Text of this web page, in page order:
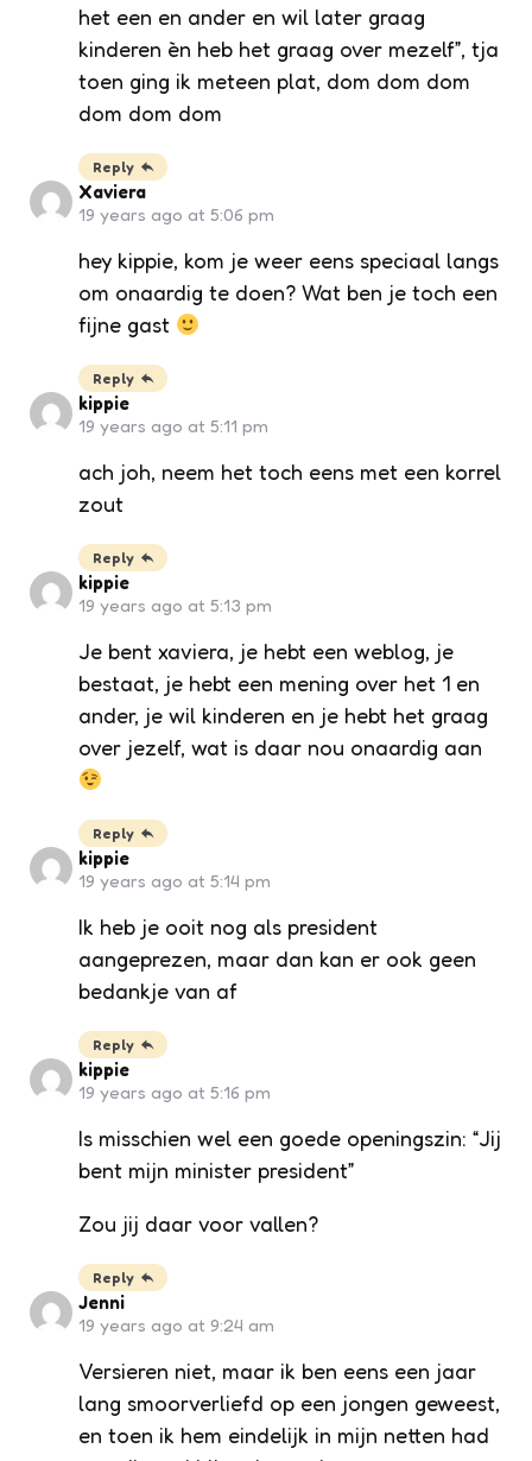
het een en ander en wil later graag
kinderen èn heb het graag over mezelf”, tja
toen ging ik meteen plat, dom dom dom
dom dom dom
Reply
Xaviera
19 years ago at 5:06 pm
hey kippie, kom je weer eens speciaal langs
om onaardig te doen? Wat ben je toch een
fijne gast
Reply
kippie
19 years ago at 5:11 pm
ach joh, neem het toch eens met een korrel
zout
Reply
kippie
19 years ago at 5:13 pm
Je bent xaviera, je hebt een weblog, je
bestaat, je hebt een mening over het 1 en
ander, je wil kinderen en je hebt het graag
over jezelf, wat is daar nou onaardig aan
Reply
kippie
19 years ago at 5:14 pm
Ik heb je ooit nog als president
aangeprezen, maar dan kan er ook geen
bedankje van af
Reply
kippie
19 years ago at 5:16 pm
Is misschien wel een goede openingszin: “Jij
bent mijn minister president”
Zou jij daar voor vallen?
Reply
Jenni
19 years ago at 9:24 am
Versieren niet, maar ik ben eens een jaar
lang smoorverliefd op een jongen geweest,
en toen ik hem eindelijk in mijn netten had